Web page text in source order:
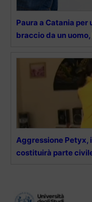
Paura a Catania per
braccio da un
Aggressione Petyx,
costituirà parte